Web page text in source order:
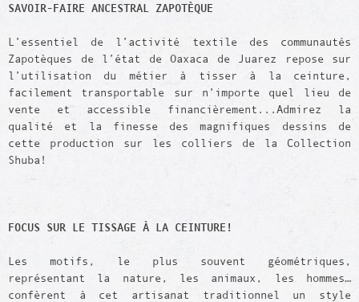
SAVOIR-FAIRE ANCESTRAL ZAPOTÈQUE
L’essentiel de l’activité textile des communautés
Zapotèques de l’état de Oaxaca de Juarez repose sur
l’utilisation du métier à tisser à la ceinture,
facilement transportable sur n’importe quel lieu de
vente et accessible financièrement...Admirez la
qualité et la finesse des magnifiques dessins de
cette production sur les colliers de la Collection
Shuba!
FOCUS SUR LE TISSAGE À LA CEINTURE!
Les motifs, le plus souvent géométriques,
représentant la nature, les animaux, les hommes…
confèrent à cet artisanat traditionnel un style